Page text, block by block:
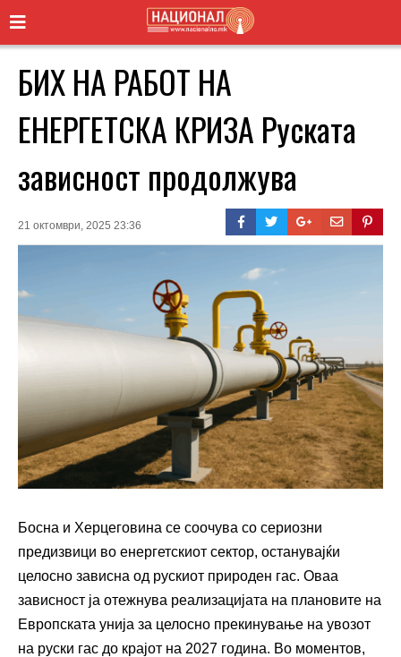
БИХ НА РАБОТ НА
ЕНЕРГЕТСКА КРИЗА Руската
зависност продолжува
21 октомври, 2025 23:36
Босна и Херцеговина се соочува со сериозни
предизвици во енергетскиот сектор, останувајќи
целосно зависна од рускиот природен гас. Оваа
зависност ја отежнува реализацијата на плановите на
Европската унија за целосно прекинување на увозот
на руски гас до крајот на 2027 година. Во моментов,